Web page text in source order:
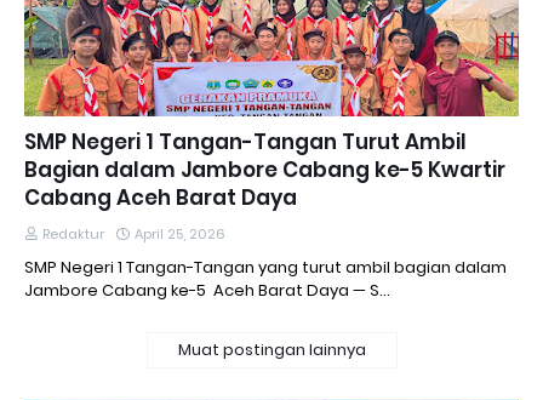
SMP Negeri 1 Tangan-Tangan Turut Ambil
Bagian dalam Jambore Cabang ke-5 Kwartir
Cabang Aceh Barat Daya
Redaktur April 25, 2026
SMP Negeri 1 Tangan-Tangan yang turut ambil bagian dalam
Jambore Cabang ke-5 Aceh Barat Daya — S…
Muat postingan lainnya